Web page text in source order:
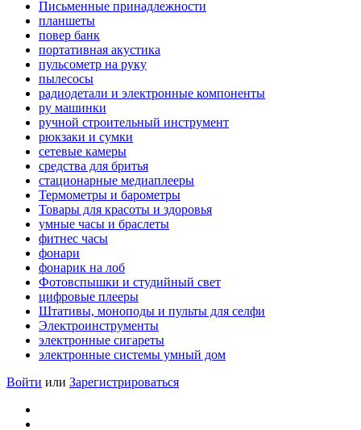
Письменные принадлежности
планшеты
повер банк
портативная акустика
пульсометр на руку
пылесосы
радиодетали и электронные компоненты
ру машинки
ручной строительный инструмент
рюкзаки и сумки
сетевые камеры
средства для бритья
стационарные медиаплееры
Термометры и барометры
Товары для красоты и здоровья
умные часы и браслеты
фитнес часы
фонари
фонарик на лоб
Фотовспышки и студийный свет
цифровые плееры
Штативы, моноподы и пульты для селфи
Электроинструменты
электронные сигареты
электронные системы умный дом
Войти или Зарегистрироваться